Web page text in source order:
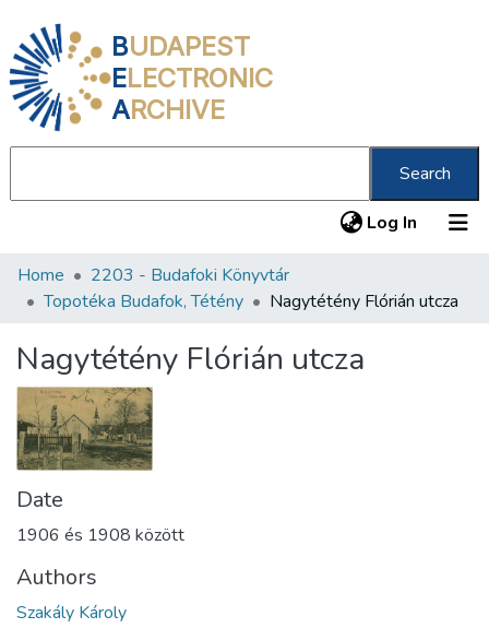
BUDAPEST
ELECTRONIC
ARCHIVE
Search
Log In (current)
Communities & Collections
Statistics
About us
Home
2203 - Budafoki Könyvtár
Topotéka Budafok, Tétény
Nagytétény Flórián utcza
Nagytétény Flórián utcza
Date
1906 és 1908 között
Authors
Szakály Károly